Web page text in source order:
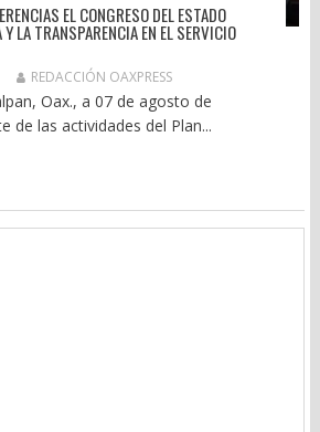
EL CONGRESO DEL ESTADO
Y LA TRANSPARENCIA EN EL SERVICIO
REDACCIÓN OAXPRESS
Oax., a 07 de agosto de
de las actividades del Plan...